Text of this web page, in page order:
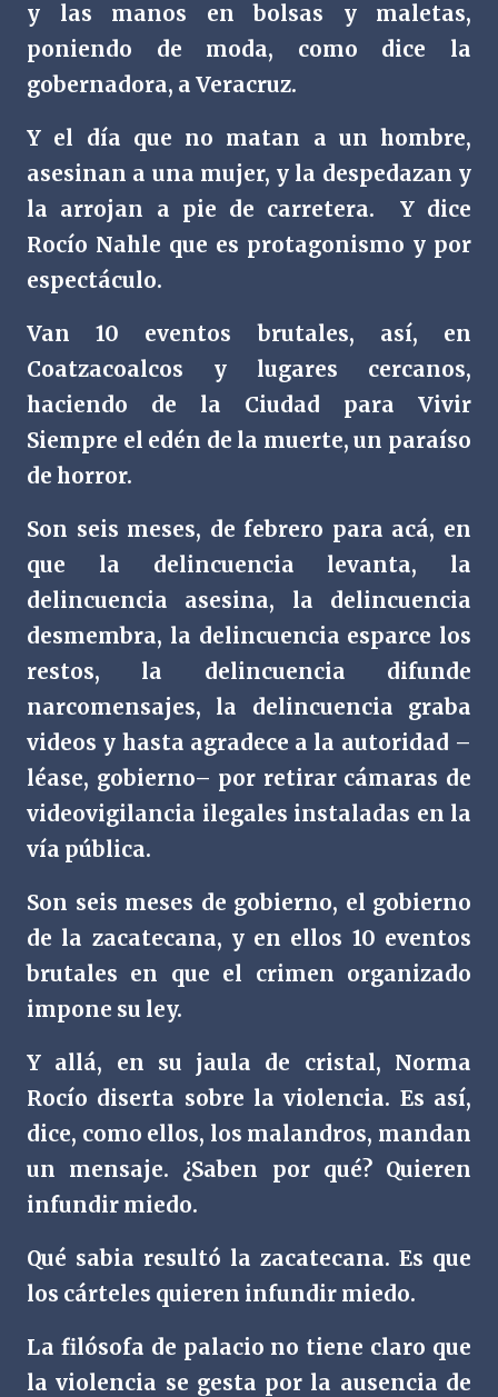
y las manos en bolsas y maletas,
poniendo de moda, como dice la
gobernadora, a Veracruz.
Y el día que no matan a un hombre,
asesinan a una mujer, y la despedazan y
la arrojan a pie de carretera.
Y dice
Rocío Nahle que es protagonismo y por
espectáculo.
Van 10 eventos brutales, así, en
Coatzacoalcos y lugares cercanos,
haciendo de la Ciudad para Vivir
Siempre el edén de la muerte, un paraíso
de horror.
Son seis meses, de febrero para acá, en
que la delincuencia levanta, la
delincuencia asesina, la delincuencia
desmembra, la delincuencia esparce los
restos, la delincuencia difunde
narcomensajes, la delincuencia graba
videos y hasta agradece a la autoridad –
léase, gobierno– por retirar cámaras de
videovigilancia ilegales instaladas en la
vía pública.
Son seis meses de gobierno, el gobierno
de la zacatecana, y en ellos 10 eventos
brutales en que el crimen organizado
impone su ley.
Y allá, en su jaula de cristal, Norma
Rocío diserta sobre la violencia. Es así,
dice, como ellos, los malandros, mandan
un mensaje. ¿Saben por qué? Quieren
infundir miedo.
Qué sabia resultó la zacatecana. Es que
los cárteles quieren infundir miedo.
La filósofa de palacio no tiene claro que
la violencia se gesta por la ausencia de